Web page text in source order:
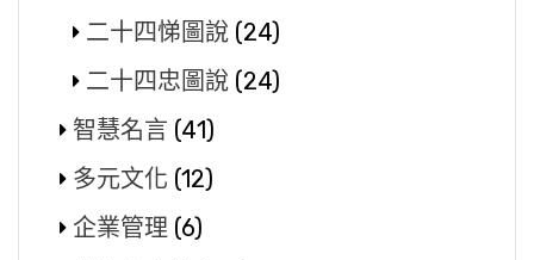
二十四悌圖說 (24)
二十四忠圖說 (24)
智慧名言 (41)
多元文化 (12)
企業管理 (6)